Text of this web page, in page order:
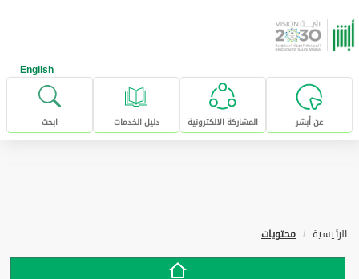
تخطى للإنتقال إلى المحتوى الرئيسي
English
عن أبشر المشاركة الالكترونية دليل الخدمات ابحث
الرئيسية محتويات